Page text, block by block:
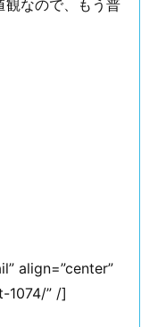
観なので、もう普
align=”center”
1074/” /]